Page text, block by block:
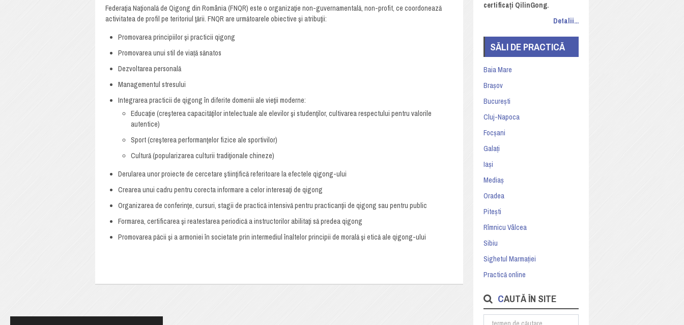
Federaţia Naţională de Qigong din România (FNQR) este o organizaţie non-guvernamentală, non-profit, ce coordonează
activitatea de profil pe teritoriul ţării. FNQR are următoarele obiective şi atribuţii:
Promovarea principiilor şi practicii qigong
Promovarea unui stil de viață sănatos
Dezvoltarea personală
Managementul stresului
Integrarea practicii de qigong în diferite domenii ale vieţii moderne:
Educaţie (creşterea capacităţilor intelectuale ale elevilor şi studenţilor, cultivarea respectului pentru valorile
autentice)
Sport (creşterea performanţelor fizice ale sportivilor)
Cultură (popularizarea culturii tradiţionale chineze)
Derularea unor proiecte de cercetare ştiinţifică referitoare la efectele qigong-ului
Crearea unui cadru pentru corecta informare a celor interesaţi de qigong
Organizarea de conferinţe, cursuri, stagii de practică intensivă pentru practicanţii de qigong sau pentru public
Formarea, certificarea şi reatestarea periodică a instructorilor abilitaţi să predea qigong
Promovarea păcii şi a armoniei în societate prin intermediul înaltelor principii de morală şi etică ale qigong-ului
certificați QilinGong.
Detalii...
SĂLI DE PRACTICĂ
Baia Mare
Brașov
București
Cluj-Napoca
Focșani
Galați
Iași
Mediaș
Oradea
Pitești
Rîmnicu Vâlcea
Sibiu
Sighetul Marmației
Practică online
CAUTĂ ÎN SITE